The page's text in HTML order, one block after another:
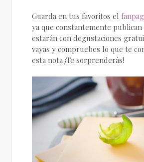
Guarda en tus favoritos el
ya que constantemente publican
estarán con degustaciones
vayas y compruebes lo que te
esta nota ¡Te sorprenderás!